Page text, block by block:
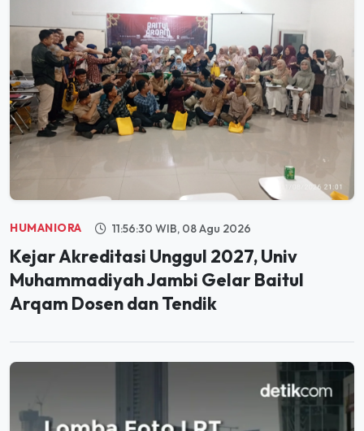
HUMANIORA 11:56:30 WIB, 08 Agu 2026
Kejar Akreditasi Unggul 2027, Univ
Muhammadiyah Jambi Gelar Baitul
Arqam Dosen dan Tendik